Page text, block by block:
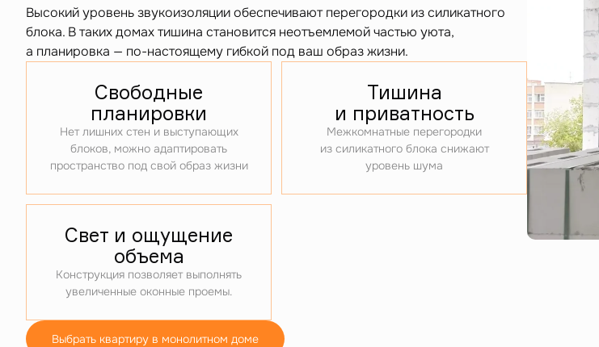
Высокий уровень звукоизоляции обеспечивают перегородки из силикатного
блока. В таких домах тишина становится неотъемлемой частью уюта,
а планировка — по-настоящему гибкой под ваш образ жизни.
Свободные
планировки
Нет лишних стен и выступающих
блоков, можно адаптировать
пространство под свой образ жизни
Тишина
и приватность
Межкомнатные перегородки
из силикатного блока снижают
уровень шума
Свет и ощущение
объема
Конструкция позволяет выполнять
увеличенные оконные проемы.
Выбрать квартиру в монолитном доме